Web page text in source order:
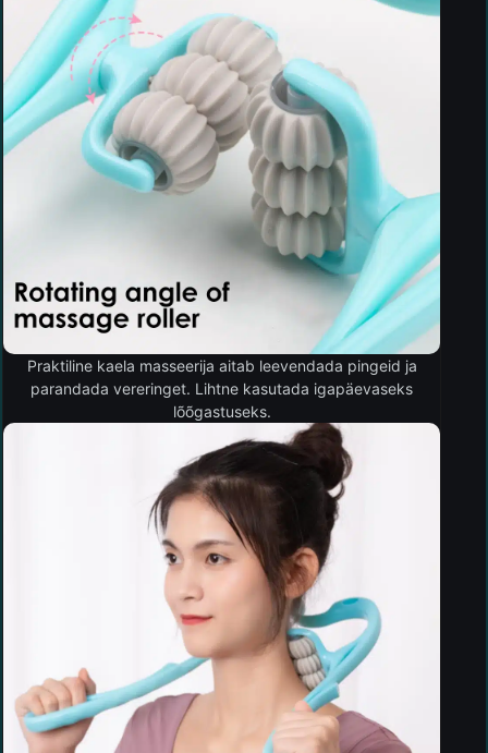
Praktiline kaela masseerija aitab leevendada pingeid ja
parandada vereringet. Lihtne kasutada igapäevaseks
lõõgastuseks.